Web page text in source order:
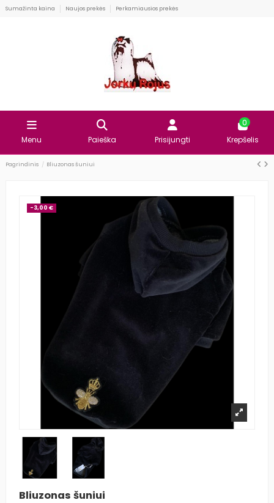
Sumažinta kaina Naujos prekės Perkamiausios prekės
Menu Paieška Prisijungti
0
Krepšelis
Pagrindinis Bliuzonas šuniui
-3,00 €
Bliuzonas šuniui